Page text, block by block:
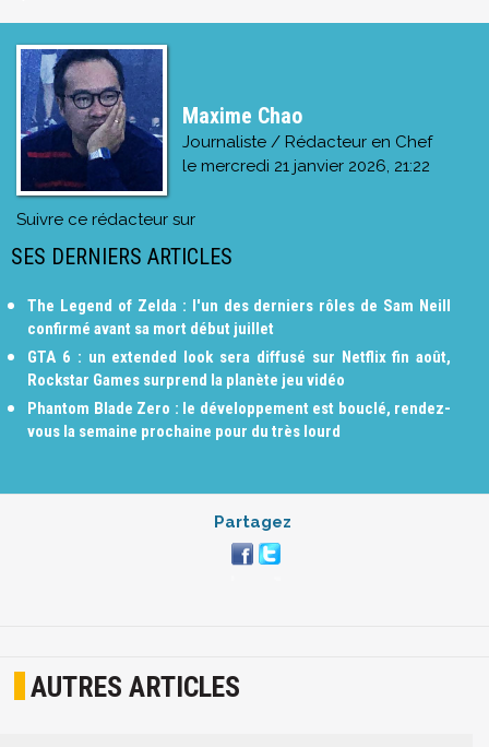
Maxime Chao
Journaliste / Rédacteur en Chef
le mercredi 21 janvier 2026, 21:22
Suivre ce rédacteur sur
SES DERNIERS ARTICLES
The Legend of Zelda : l'un des derniers rôles de Sam Neill
confirmé avant sa mort début juillet
GTA 6 : un extended look sera diffusé sur Netflix fin août,
Rockstar Games surprend la planète jeu vidéo
Phantom Blade Zero : le développement est bouclé, rendez-
vous la semaine prochaine pour du très lourd
Partagez
AUTRES ARTICLES